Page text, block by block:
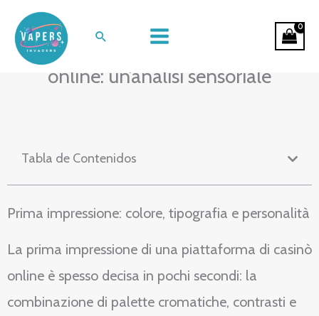
contenido
Buscar
dell’intrattenimento da casinò
online: un’analisi sensoriale
Tabla de Contenidos
Prima impressione: colore, tipografia e personalità
La prima impressione di una piattaforma di casinò
online è spesso decisa in pochi secondi: la
combinazione di palette cromatiche, contrasti e